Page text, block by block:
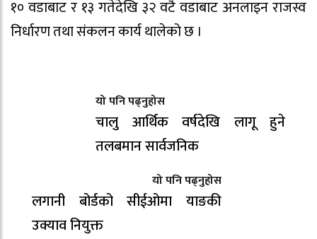
१० वडाबाट र १३ गतेदेखि ३२ वटै वडाबाट अनलाइन राजस्व
निर्धारण तथा संकलन कार्य थालेको छ ।
यो पनि पढ्नुहोस
चालु आर्थिक वर्षदेखि लागू हुने
तलबमान सार्वजनिक
यो पनि पढ्नुहोस
लगानी बोर्डको सीईओमा याङकी
उक्याव नियुक्त